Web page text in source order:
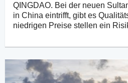
QINGDAO. Bei der neuen
in China eintrifft, gibt es
niedrigen Preise stellen ein